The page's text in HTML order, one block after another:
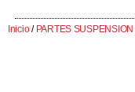
Inicio/ PARTES SUSPENSION